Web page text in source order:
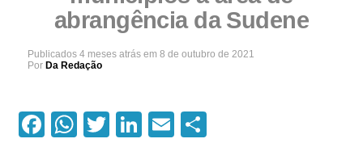
abrangência da Sudene
Publicados 4 meses atrás em 8 de outubro de 2021
Por Da Redação
Facebook
WhatsApp
Twitter
LinkedIn
EmailCompartilhar